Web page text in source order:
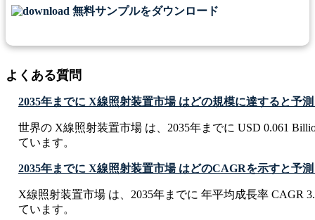
無料サンプルをダウンロード
よくある質問
2035年までに X線照射装置市場 はどの規模に達すると予
世界の X線照射装置市場 は、2035年までに USD 0.061
ています。
2035年までに X線照射装置市場 はどのCAGRを示すと予
X線照射装置市場 は、2035年までに 年平均成長率 CAGR
ています。